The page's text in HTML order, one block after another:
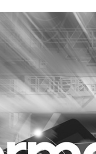
Purpose Marketing
Reputatie & crisis